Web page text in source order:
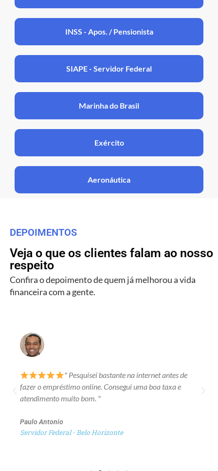
INSS - Apos. / Pensionista
SIAPE - Servidor Federal
Marinha do Brasil
Exército
Aeronáutica
DEPOIMENTOS
Veja o que os clientes falam ao nosso
respeito
Confira o depoimento de quem já melhorou a vida
financeira com a gente.
" Pesquisei bastante na internet antes de
fazer o empréstimo online. Consegui uma boa taxa e
atendimento muito bom. "
Paulo Antonio
Servidor Federal - Belo Horizonte